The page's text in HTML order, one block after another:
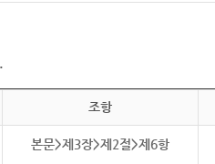
조항
본문>제3장>제2절>제6항